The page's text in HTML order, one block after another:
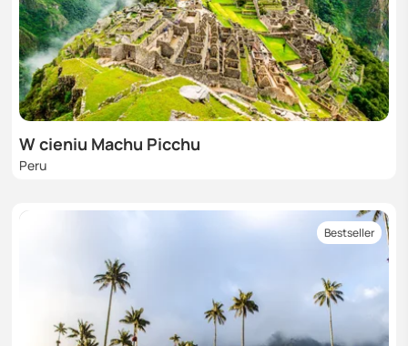
W cieniu Machu Picchu
Peru
Bestseller